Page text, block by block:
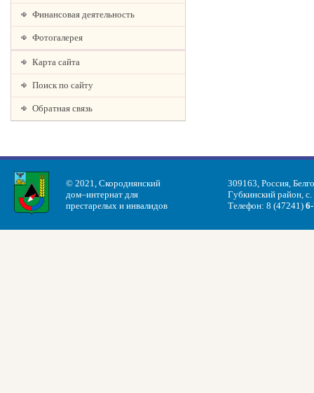
Финансовая деятельность
Фотогалерея
Карта сайта
Поиск по сайту
Обратная связь
© 2021, Скороднянский
дом–интернат для
престарелых и инвалидов
309163, Россия,
Губкинский район,
Телефон: 8 (47241)